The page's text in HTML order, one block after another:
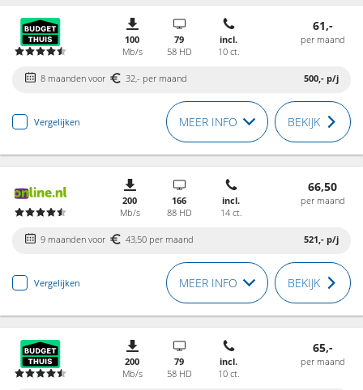
100
Mb/s
79
58 HD
incl.
10 ct.
61,-
per maand
8 maanden voor 32,- per maand 500,- p/j
Vergelijken MEER INFO BEKIJK
200
Mb/s
166
88 HD
incl.
14 ct.
66,50
per maand
9 maanden voor 43,50 per maand 521,- p/j
Vergelijken MEER INFO BEKIJK
200
Mb/s
79
58 HD
incl.
10 ct.
65,-
per maand